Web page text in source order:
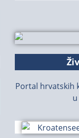
Portal hrvatskih